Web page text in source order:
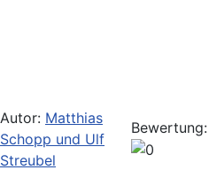
Autor: Matthias
Schopp und Ulf
Streubel
Bewertung: